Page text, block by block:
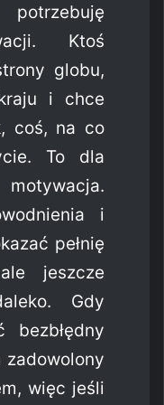
Ktoś
globu,
i chce
coś, na co
To dla
i
pełnię
jeszcze
Gdy
bezbłędny
zadowolony
więc jeśli